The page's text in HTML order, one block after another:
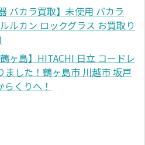
バカラ買取】未使用 バカラ
ルカン ロックグラス お買取り
ヶ島】HITACHI 日立 コードレ
ました！鶴ヶ島市 川越市 坂戸
くりへ！